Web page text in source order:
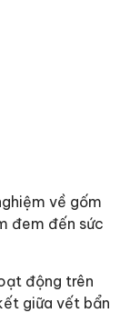
về gốm
đem đến sức
động trên
giữa vết bẩn